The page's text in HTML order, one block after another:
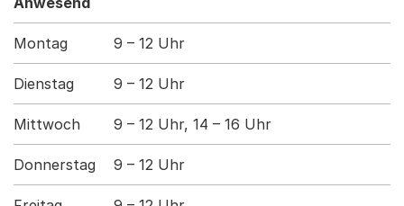
Montag 9 – 12 Uhr
Dienstag 9 – 12 Uhr
Mittwoch 9 – 12 Uhr, 14 – 16 Uhr
Donnerstag 9 – 12 Uhr